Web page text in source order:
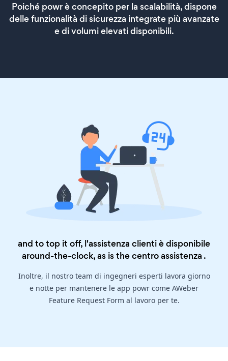
Poiché powr è concepito per la scalabilità, dispone
delle funzionalità di sicurezza integrate più avanzate
e di volumi elevati disponibili.
and to top it off, l'assistenza clienti è disponibile
around-the-clock, as is thecentro assistenza .
Inoltre, il nostro team di ingegneri esperti lavora giorno
e notte per mantenere le app powr come AWeber
Feature Request Form al lavoro per te.